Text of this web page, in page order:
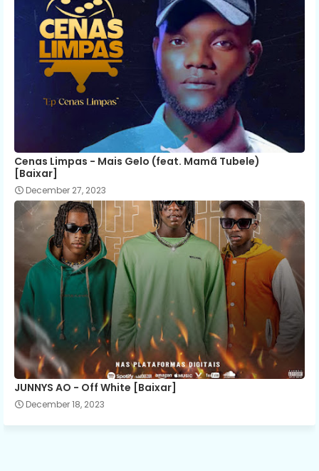
Cenas Limpas - Mais Gelo (feat. Mamã Tubele)
[Baixar]
December 27, 2023
JUNNYS AO - Off White [Baixar]
December 18, 2023